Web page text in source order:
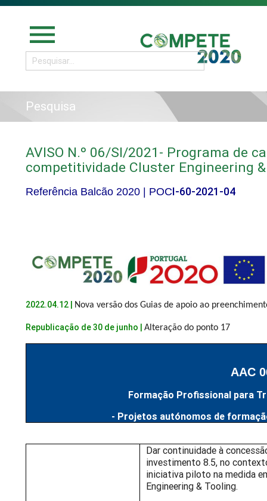
menu
Pesquisa
AVISO N.º 06/SI/2021- Programa de
competitividade Cluster Engineering
Referência Balcão 2020 | POCI-60-2021-04
2022.04.12 | Nova versão dos Guias de apoio ao
Republicação de 30 de junho | Alteração do ponto 17
AAC
Formação Profissional para
- Projetos autónomos de
Dar continuidade à
investimento 8.5, no
iniciativa piloto na medida
Engineering & Tooling.